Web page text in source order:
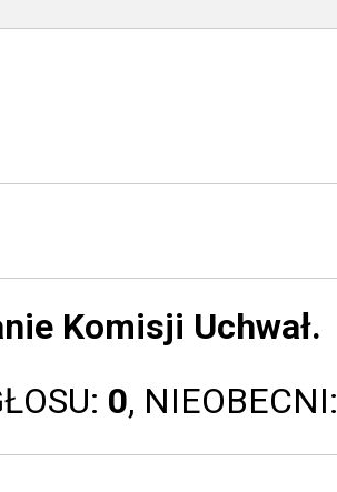
Komisji Uchwał.
0, NIEOBECNI: